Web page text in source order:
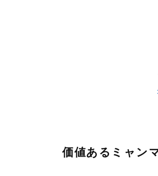
価値あるミャン